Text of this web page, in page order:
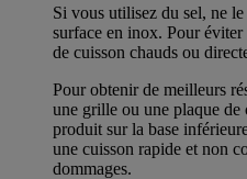
Si vous utilisez du sel, ne
surface en inox. Pour
de cuisson chauds ou
Pour obtenir de meilleurs
une grille ou une plaque
produit sur la base
une cuisson rapide et non
dommages.